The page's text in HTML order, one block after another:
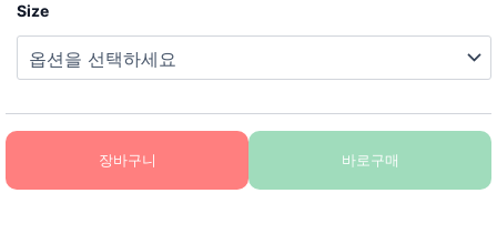
Size
장바구니 바로구매